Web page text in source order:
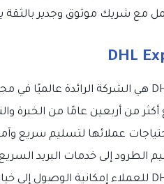
مع شريك موثوق وجدير بالثقة
DHL
الطرود إلى خدمات البريد